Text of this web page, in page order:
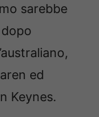
sarebbe
ed
Keynes.